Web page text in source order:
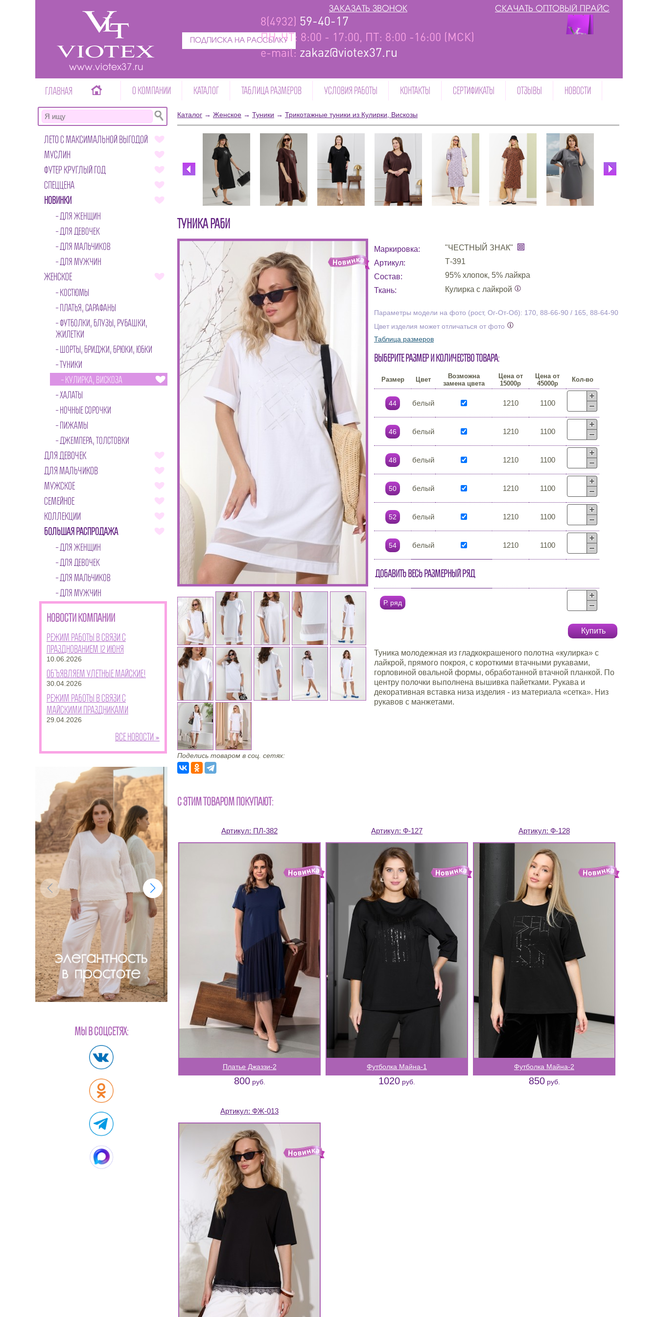
www.viotex37.ru
ПОДПИСКА НА РАССЫЛКУ
8(4932) 59-40-17
ПН-ЧТ: 8:00 - 17:00, ПТ: 8:00 -16:00 (МСК)
e-mail: zakaz@viotex37.ru
СКАЧАТЬ ОПТОВЫЙ ПРАЙС
ЗАКАЗАТЬ ЗВОНОК
ГЛАВНАЯ О КОМПАНИИ КАТАЛОГ ТАБЛИЦА РАЗМЕРОВ УСЛОВИЯ РАБОТЫ КОНТАКТЫ СЕРТИФИКАТЫ ОТЗЫВЫ НОВОСТИ
ЛЕТО С МАКСИМАЛЬНОЙ ВЫГОДОЙ
МУСЛИН
ФУТЕР КРУГЛЫЙ ГОД
СПЕЦЦЕНА
НОВИНКИ
ДЛЯ ЖЕНЩИН
ДЛЯ ДЕВОЧЕК
ДЛЯ МАЛЬЧИКОВ
ДЛЯ МУЖЧИН
ЖЕНСКОЕ
КОСТЮМЫ
ПЛАТЬЯ, САРАФАНЫ
ФУТБОЛКИ, БЛУЗЫ, РУБАШКИ,
ЖИЛЕТКИ
ШОРТЫ, БРИДЖИ, БРЮКИ, ЮБКИ
ТУНИКИ
КУЛИРКА, ВИСКОЗА
ХАЛАТЫ
НОЧНЫЕ СОРОЧКИ
ПИЖАМЫ
ДЖЕМПЕРА, ТОЛСТОВКИ
ДЛЯ ДЕВОЧЕК
ДЛЯ МАЛЬЧИКОВ
МУЖСКОЕ
СЕМЕЙНОЕ
КОЛЛЕКЦИИ
БОЛЬШАЯ РАСПРОДАЖА
ДЛЯ ЖЕНЩИН
ДЛЯ ДЕВОЧЕК
ДЛЯ МАЛЬЧИКОВ
ДЛЯ МУЖЧИН
НОВОСТИ КОМПАНИИ
Режим работы в связи с
празднованием 12 июня
10.06.2026
Объявляем улетные майские!
30.04.2026
Режим работы в связи с
майскими праздниками
29.04.2026
Все новости »
МЫ В СОЦСЕТЯХ:
Каталог → Женское → Туники → Трикотажные туники из Кулирки, Вискозы
ТУНИКА РАБИ
Маркировка:
"ЧЕСТНЫЙ ЗНАК"
Артикул:
Т-391
Состав:
95% хлопок, 5% лайкра
Ткань:
Кулирка с лайкрой
Параметры модели на фото (рост, Ог-От-Об): 170, 88-66-90 / 165, 88-64-90
Цвет изделия может отличаться от фото
Таблица размеров
Выберите размер и количество товара:
Размер Цвет
Возможна
замена цвета
Цена от
15000р
Цена от
45000р
Кол-во
44 белый 1210 1100
46 белый 1210 1100
48 белый 1210 1100
50 белый 1210 1100
52 белый 1210 1100
54 белый 1210 1100
Добавить весь размерный ряд
Р. ряд
Купить
Туника молодежная из гладкокрашеного полотна «кулирка» с
лайкрой, прямого покроя, с короткими втачными рукавами,
горловиной овальной формы, обработанной втачной планкой. По
центру полочки выполнена вышивка пайетками. Рукава и
декоративная вставка низа изделия - из материала «сетка». Низ
рукавов с манжетами.
Поделись товаром в соц. сетях:
С ЭТИМ ТОВАРОМ ПОКУПАЮТ:
Артикул: ПЛ-382
Платье Джаззи-2
800руб.
Артикул: Ф-127
Футболка Майна-1
1020 руб.
Артикул: Ф-128
Футболка Майна-2
850руб.
Артикул: ФЖ-013